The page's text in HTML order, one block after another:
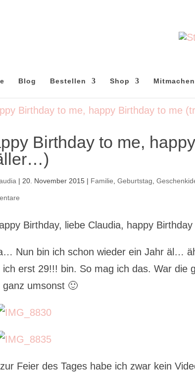
Blog Bestellen Shop Mitmachen
Birthday to me,
| 20. November 2015 | Familie ,Geburtstag ,
Birthday, liebe Claudia, happy Birthday
Nun bin ich schon wieder ein Jahr äl…
ich erst 29!!! bin. So mag ich das. War die
ganz umsonst 🙂
Feier des Tages habe ich zwar kein